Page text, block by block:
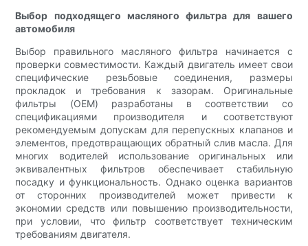
Выбор подходящего масляного фильтра для вашего
автомобиля
Выбор правильного масляного фильтра начинается с
проверки совместимости. Каждый двигатель имеет свои
специфические резьбовые соединения, размеры
прокладок и требования к зазорам. Оригинальные
фильтры (OEM) разработаны в соответствии со
спецификациями производителя и соответствуют
рекомендуемым допускам для перепускных клапанов и
элементов, предотвращающих обратный слив масла. Для
многих водителей использование оригинальных или
эквивалентных фильтров обеспечивает стабильную
посадку и функциональность. Однако оценка вариантов
от сторонних производителей может привести к
экономии средств или повышению производительности,
при условии, что фильтр соответствует техническим
требованиям двигателя.